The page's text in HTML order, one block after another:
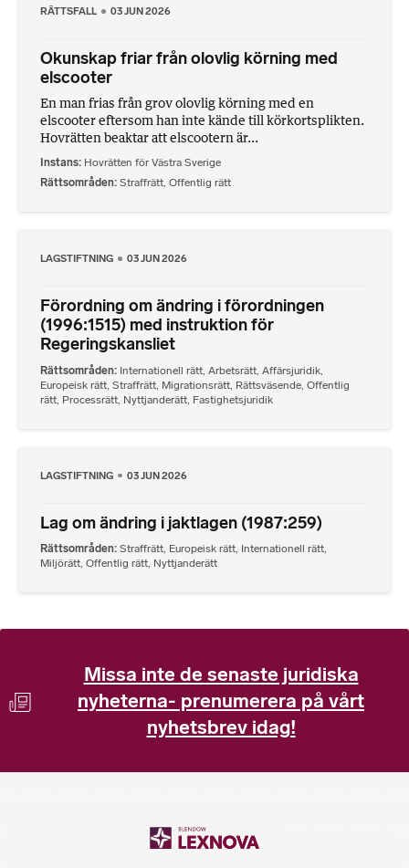
RÄTTSFALL 03 JUN 2026
Okunskap friar från olovlig körning med
elscooter
En man frias från grov olovlig körning med en
elscooter eftersom han inte kände till körkortsplikten.
Hovrätten beaktar att elscootern är...
Instans Hovrätten för Västra Sverige
Rättsområden Straffrätt, Offentlig rätt
LAGSTIFTNING 03 JUN 2026
Förordning om ändring i förordningen
(1996:1515) med instruktion för
Regeringskansliet
Rättsområden Internationell rätt Arbetsrätt Affärsjuridik
Europeisk rätt Straffrätt Migrationsrätt Rättsväsende Offentlig
rätt Processrätt Nyttjanderätt Fastighetsjuridik
LAGSTIFTNING 03 JUN 2026
Lag om ändring i jaktlagen (1987:259)
Rättsområden Straffrätt, Europeisk rätt, Internationell rätt,
Miljörätt, Offentlig rätt, Nyttjanderätt
Missa inte de senaste juridiska
nyheterna- prenumerera på vårt
nyhetsbrev idag!